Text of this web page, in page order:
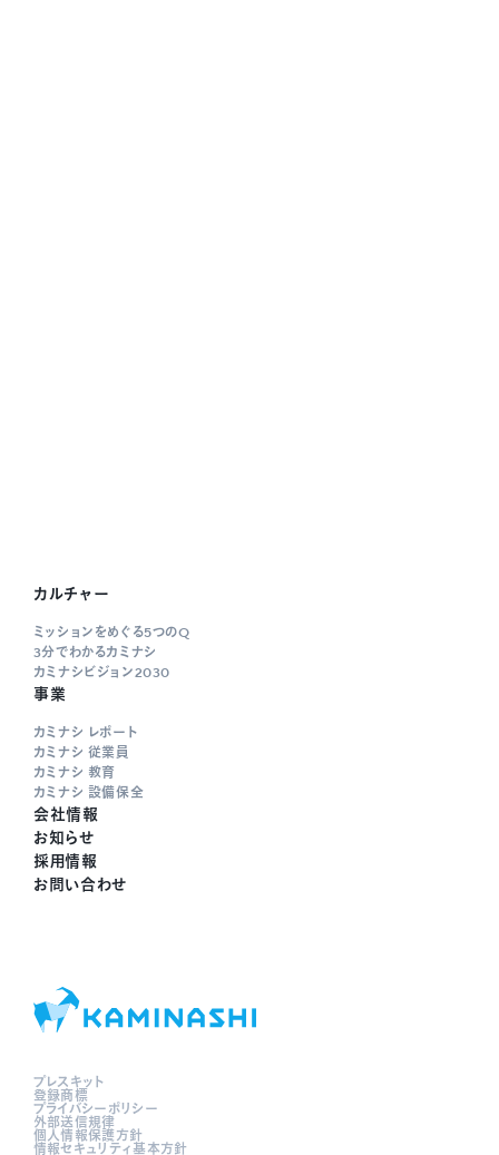
カルチャー
ミッションをめぐる5つのQ
3分でわかるカミナシ
カミナシビジョン2030
事業
カミナシ レポート
カミナシ 従業員
カミナシ 教育
カミナシ 設備保全
会社情報
お知らせ
採用情報
お問い合わせ
プレスキット
登録商標
プライバシーポリシー
外部送信規律
個人情報保護方針
情報セキュリティ基本方針